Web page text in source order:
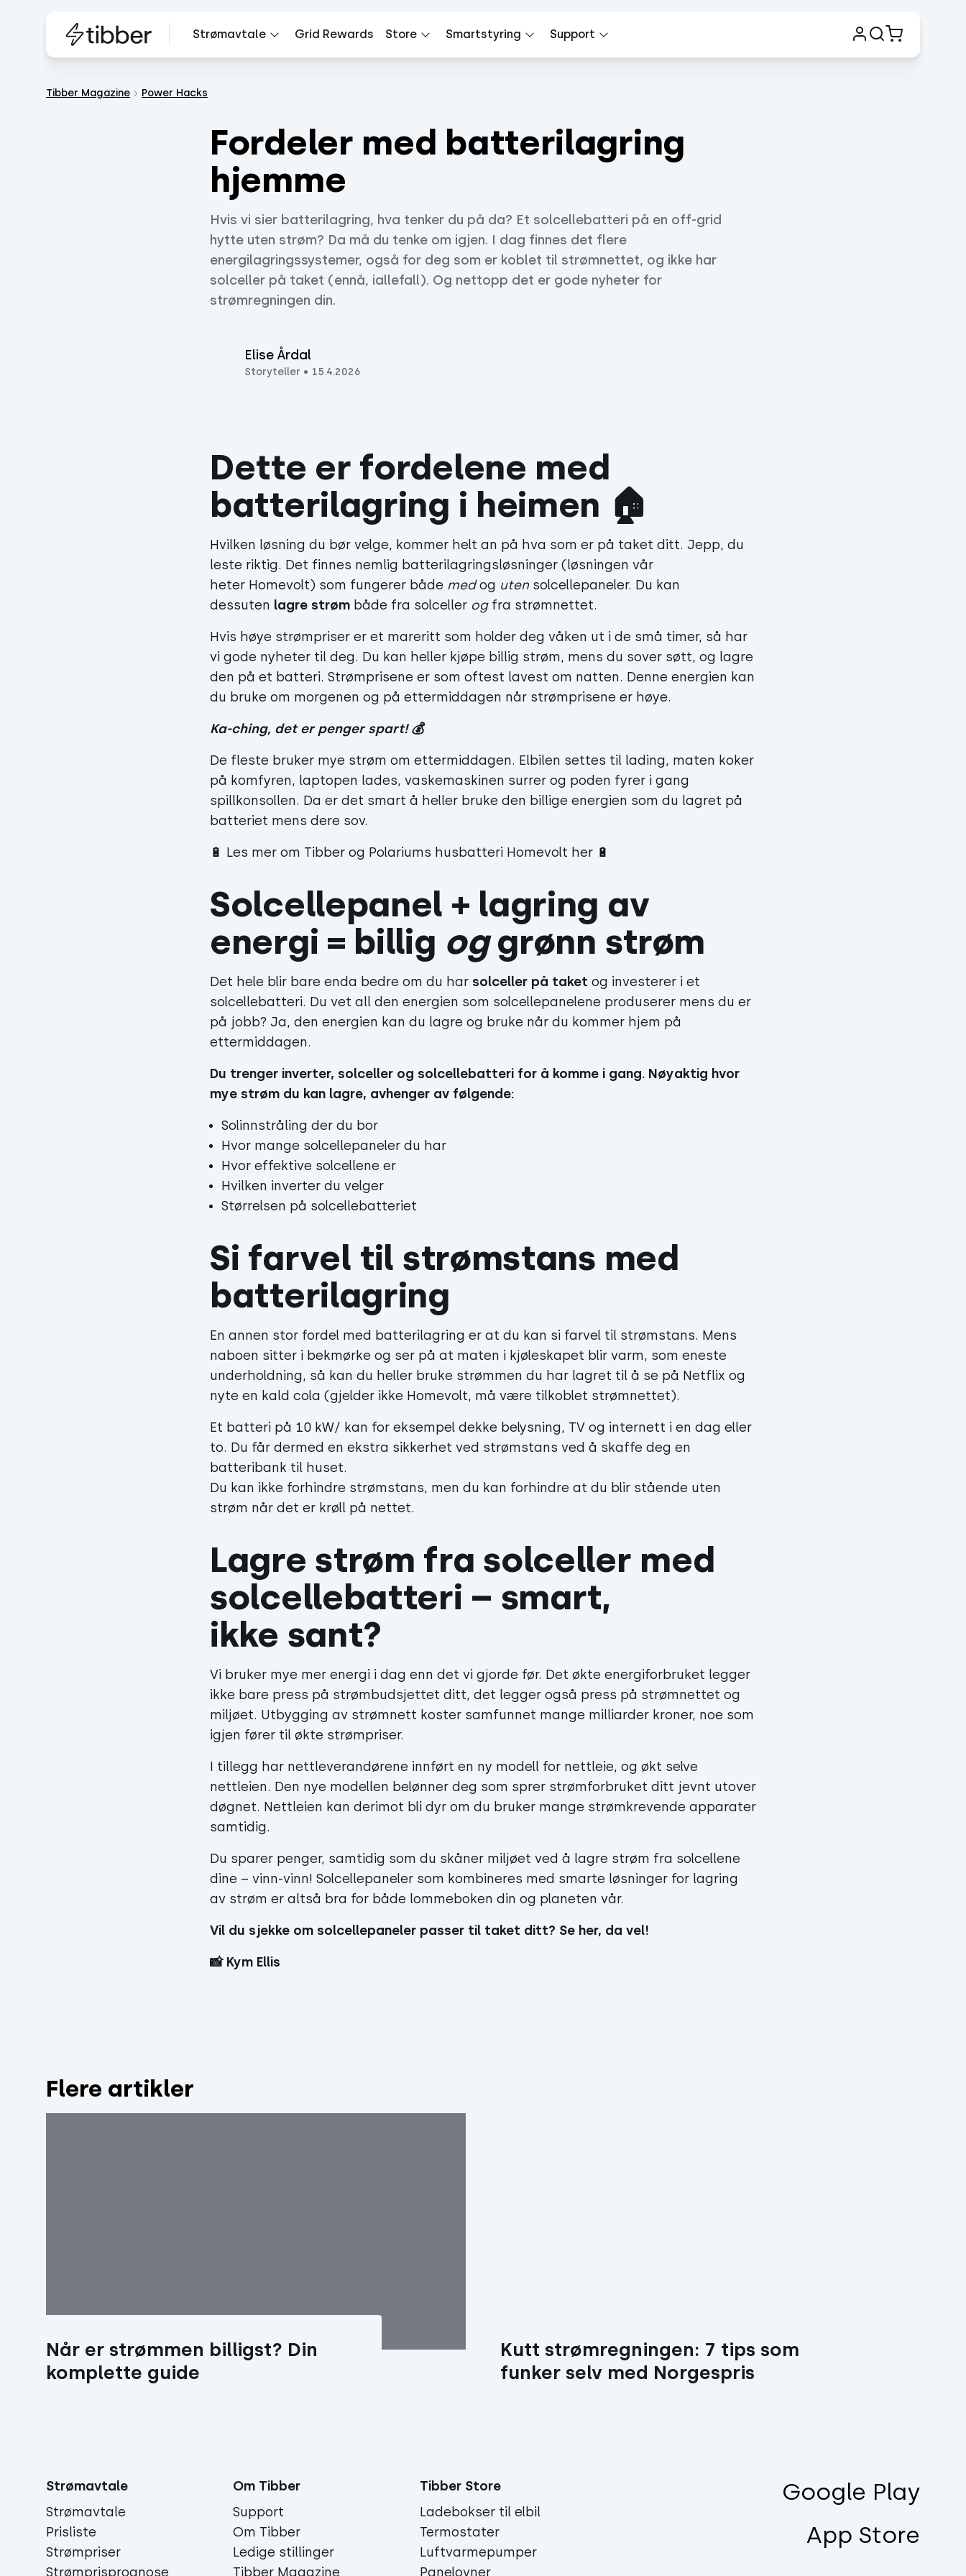
Strømavtale Grid Rewards Store Smartstyring Support
Tibber Magazine Power Hacks
Fordeler med batterilagring
hjemme
Hvis vi sier batterilagring, hva tenker du på da? Et solcellebatteri på en off-grid
hytte uten strøm? Da må du tenke om igjen. I dag finnes det flere
energilagringssystemer, også for deg som er koblet til strømnettet, og ikke har
solceller på taket (ennå, iallefall). Og nettopp det er gode nyheter for
strømregningen din.
Elise Årdal
Storyteller • 15.4.2026
Dette er fordelene med
batterilagring i heimen 🏠
Hvilken løsning du bør velge, kommer helt an på hva som er på taket ditt. Jepp, du
leste riktig. Det finnes nemlig batterilagringsløsninger (løsningen vår
heter Homevolt) som fungerer både medog uten solcellepaneler. Du kan
dessuten lagre strøm både fra solceller ogfra strømnettet.
Hvis høye strømpriser er et mareritt som holder deg våken ut i de små timer, så har
vi gode nyheter til deg. Du kan heller kjøpe billig strøm, mens du sover søtt, og lagre
den på et batteri. Strømprisene er som oftest lavest om natten. Denne energien kan
du bruke om morgenen og på ettermiddagen når strømprisene er høye.
Ka-ching, det er penger spart! 💰
De fleste bruker mye strøm om ettermiddagen. Elbilen settes til lading, maten koker
på komfyren, laptopen lades, vaskemaskinen surrer og poden fyrer i gang
spillkonsollen. Da er det smart å heller bruke den billige energien som du lagret på
batteriet mens dere sov.
🔋 Les mer om Tibber og Polariums husbatteri Homevolt her 🔋
Solcellepanel + lagring av
energi = billig og grønn strøm
Det hele blir bare enda bedre om du har solceller på taket og investerer i et
solcellebatteri. Du vet all den energien som solcellepanelene produserer mens du er
på jobb? Ja, den energien kan du lagre og bruke når du kommer hjem på
ettermiddagen.
Du trenger inverter, solceller og solcellebatteri for å komme i gang. Nøyaktig hvor
mye strøm du kan lagre, avhenger av følgende:
Solinnstråling der du bor
Hvor mange solcellepaneler du har
Hvor effektive solcellene er
Hvilken inverter du velger
Størrelsen på solcellebatteriet
Si farvel til strømstans med
batterilagring
En annen stor fordel med batterilagring er at du kan si farvel til strømstans. Mens
naboen sitter i bekmørke og ser på at maten i kjøleskapet blir varm, som eneste
underholdning, så kan du heller bruke strømmen du har lagret til å se på Netflix og
nyte en kald cola (gjelder ikke Homevolt, må være tilkoblet strømnettet).
Et batteri på 10 kW/ kan for eksempel dekke belysning, TV og internett i en dag eller
to. Du får dermed en ekstra sikkerhet ved strømstans ved å skaffe deg en
batteribank til huset.
Du kan ikke forhindre strømstans, men du kan forhindre at du blir stående uten
strøm når det er krøll på nettet.
Lagre strøm fra solceller med
solcellebatteri – smart,
ikke sant?
Vi bruker mye mer energi i dag enn det vi gjorde før. Det økte energiforbruket legger
ikke bare press på strømbudsjettet ditt, det legger også press på strømnettet og
miljøet. Utbygging av strømnett koster samfunnet mange milliarder kroner, noe som
igjen fører til økte strømpriser.
I tillegg har nettleverandørene innført en ny modell for nettleie, og økt selve
nettleien. Den nye modellen belønner deg som sprer strømforbruket ditt jevnt utover
døgnet. Nettleien kan derimot bli dyr om du bruker mange strømkrevende apparater
samtidig.
Du sparer penger, samtidig som du skåner miljøet ved å lagre strøm fra solcellene
dine – vinn-vinn! Solcellepaneler som kombineres med smarte løsninger for lagring
av strøm er altså bra for både lommeboken din og planeten vår.
Vil du sjekke om solcellepaneler passer til taket ditt? Se her, da vel!
📸 Kym Ellis
Flere artikler
Når er strømmen billigst? Din
komplette guide
Kutt strømregningen: 7 tips som
funker selv med Norgespris
Strømavtale
Strømavtale
Prisliste
Strømpriser
Strømprisprognose
Om Tibber
Support
Om Tibber
Ledige stillinger
Tibber Magazine
Tibber Store
Ladebokser til elbil
Termostater
Luftvarmepumper
Panelovner
Google Play
App Store